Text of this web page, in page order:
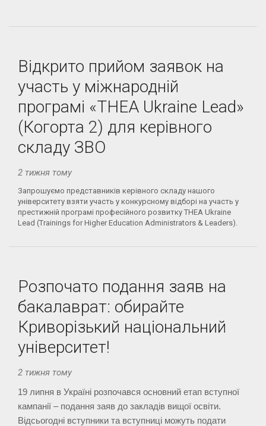
Відкрито прийом заявок на
участь у міжнародній
програмі «THEA Ukraine Lead»
(Когорта 2) для керівного
складу ЗВО
2 тижня тому
Запрошуємо представників керівного складу нашого
університету взяти участь у конкурсному відборі на участь у
престижній програмі професійного розвитку THEA Ukraine
Lead (Trainings for Higher Education Administrators & Leaders).
Розпочато подання заяв на
бакалаврат: обирайте
Криворізький національний
університет!
2 тижня тому
19 липня в Україні розпочався основний етап вступної
кампанії – подання заяв до закладів вищої освіти.
Відсьогодні вступники та вступниці можуть подати